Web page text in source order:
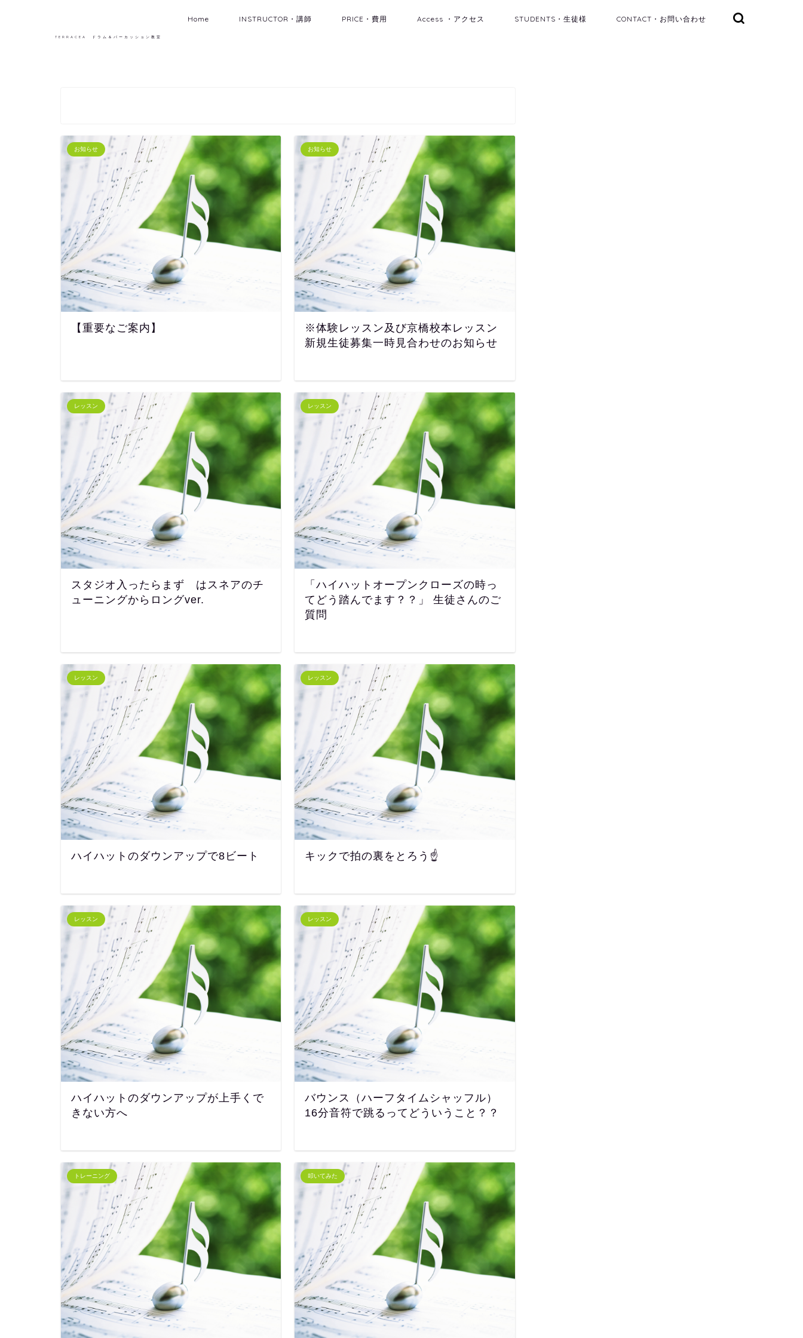
TERRACEA ドラム＆パーカッション教室
Home INSTRUCTOR・講師 PRICE・費用 Access ・アクセス STUDENTS・生徒様 CONTACT・お問い合わせ
お知らせ
【重要なご案内】
お知らせ
※体験レッスン及び京橋校本レッスン
新規生徒募集一時見合わせのお知らせ
レッスン
スタジオ入ったらまず はスネアのチ
ューニングからロングver.
レッスン
「ハイハットオープンクローズの時っ
てどう踏んでます？？」 生徒さんのご
質問
レッスン
ハイハットのダウンアップで8ビート
レッスン
キックで拍の裏をとろう☝️
レッスン
ハイハットのダウンアップが上手くで
きない方へ
レッスン
バウンス（ハーフタイムシャッフル）
16分音符で跳るってどういうこと？？
トレーニング 叩いてみた